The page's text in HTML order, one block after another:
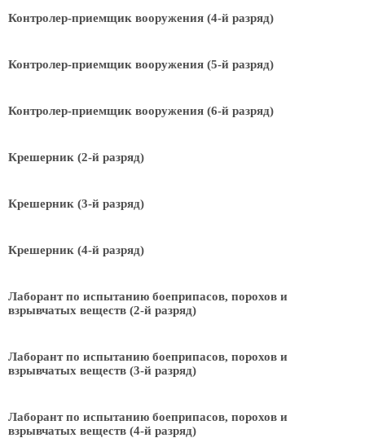
Контролер-приемщик вооружения (4-й разряд)
Контролер-приемщик вооружения (5-й разряд)
Контролер-приемщик вооружения (6-й разряд)
Крешерник (2-й разряд)
Крешерник (3-й разряд)
Крешерник (4-й разряд)
Лаборант по испытанию боеприпасов, порохов и
взрывчатых веществ (2-й разряд)
Лаборант по испытанию боеприпасов, порохов и
взрывчатых веществ (3-й разряд)
Лаборант по испытанию боеприпасов, порохов и
взрывчатых веществ (4-й разряд)